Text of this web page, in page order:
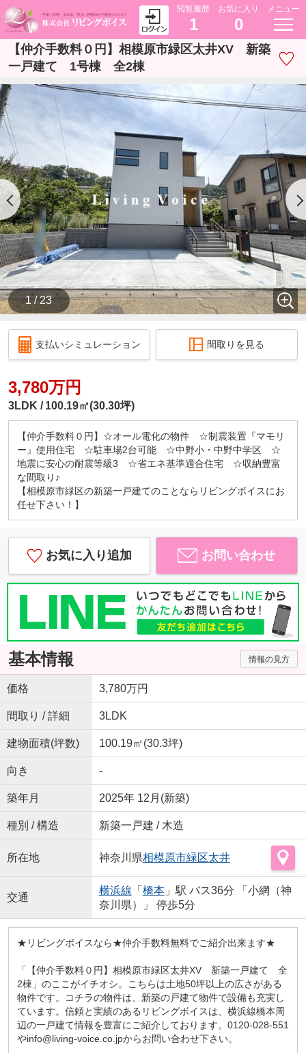
閲覧履歴
1
お気に入り
0
メニュー
【仲介手数料０円】相模原市緑区太井XV 新築
一戸建て 1号棟 全2棟
1 / 23
支払いシミュレーション 間取りを見る
3,780万円
3LDK 100.19㎡(30.30坪)
【仲介手数料０円】☆オール電化の物件 ☆制震装置『マモリ
ー』使用住宅 ☆駐車場2台可能 ☆中野小・中野中学区 ☆
地震に安心の耐震等級3 ☆省エネ基準適合住宅 ☆収納豊富
な間取り♪
【相模原市緑区の新築一戸建てのことならリビングボイスにお
任せ下さい！】
お気に入り追加 お問い合わせ
基本情報 情報の見方
価格 3,780万円
間取り / 詳細 3LDK
建物面積(坪数) 100.19㎡(30.3坪)
向き -
築年月 2025年 12月(新築)
種別 / 構造 新築一戸建 / 木造
所在地 神奈川県相模原市緑区太井
交通
横浜線 「 橋本」駅 バス36分 「小網（神
奈川県）」 停歩5分
★リビングボイスなら★仲介手数料無料でご紹介出来ます★
「【仲介手数料０円】相模原市緑区太井XV 新築一戸建て 全
2棟」のここがイチオシ。こちらは土地50坪以上の広さがある
物件です。コチラの物件は、新築の戸建て物件で設備も充実し
ています。信頼と実績のあるリビングボイスは、横浜線橋本周
辺の一戸建て情報を豊富にご紹介しております。0120-028-551
やinfo@living-voice.co.jpからお問い合わせ下さい。